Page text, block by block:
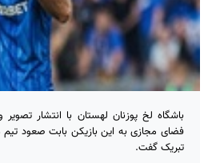
باشگاه لخ پوزنان لهستان با انتشار
فضای مجازی به این بازیکن بابت صعود تیم
تبریک گفت.